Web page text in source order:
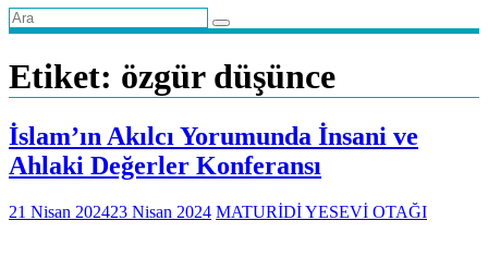
Etiket: özgür düşünce
İslam’ın Akılcı Yorumunda İnsani ve
Ahlaki Değerler Konferansı
21 Nisan 202423 Nisan 2024 MATURİDİ YESEVİ OTAĞI